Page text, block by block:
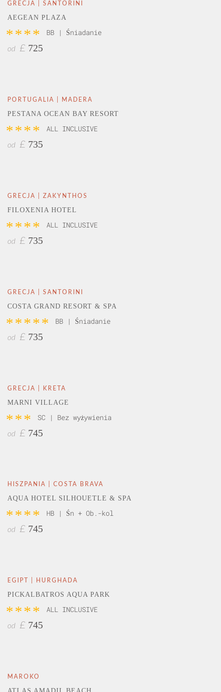
GRECJA | SANTORINI
AEGEAN PLAZA
**** BB | Śniadanie
od £ 725
PORTUGALIA | MADERA
PESTANA OCEAN BAY RESORT
**** ALL INCLUSIVE
od £ 735
GRECJA | ZAKYNTHOS
FILOXENIA HOTEL
**** ALL INCLUSIVE
od £ 735
GRECJA | SANTORINI
COSTA GRAND RESORT & SPA
***** BB | Śniadanie
od £ 735
GRECJA | KRETA
MARNI VILLAGE
*** SC | Bez wyżywienia
od £ 745
HISZPANIA | COSTA BRAVA
AQUA HOTEL SILHOUETLE & SPA
**** HB | Śn + Ob.-kol
od £ 745
EGIPT | HURGHADA
PICKALBATROS AQUA PARK
**** ALL INCLUSIVE
od £ 745
MAROKO